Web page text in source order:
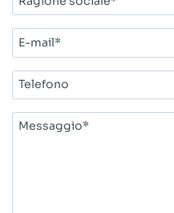
sociale*
E-
mail*
Telefono
Messaggio*